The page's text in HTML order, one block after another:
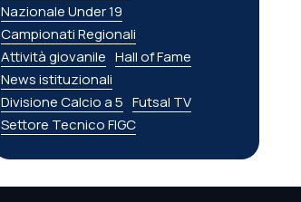
Nazionale Under 19
Campionati Regionali
Attività giovanile Hall of Fame
News istituzionali
Divisione Calcio a 5 Futsal TV
Settore Tecnico FIGC